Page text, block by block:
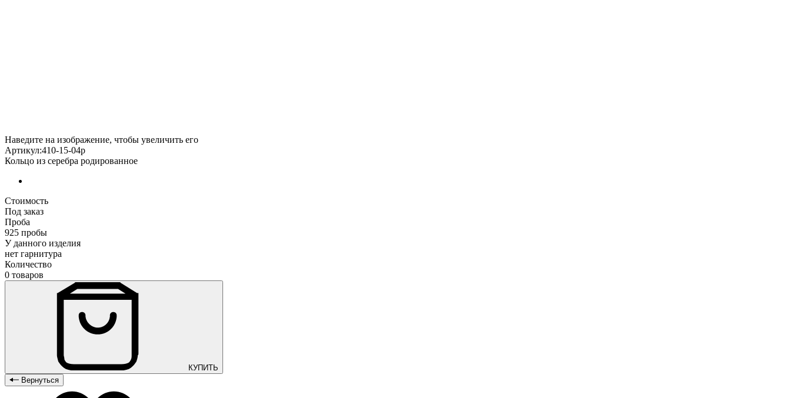
Наведите на изображение, чтобы увеличить его
Артикул:410-15-04р
Кольцо из серебра родированное
Стоимость
Под заказ
Проба
925 пробы
У данного изделия
нет гарнитура
Количество
0 товаров
КУПИТЬ
Вернуться